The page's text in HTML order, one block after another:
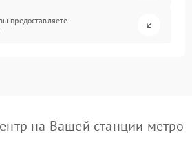
предоставляете
на Вашей станции метро